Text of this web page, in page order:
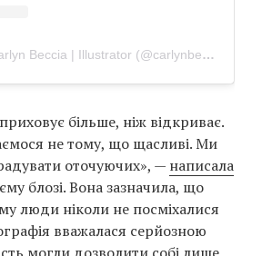
Публикация от Carlyn Beccia | Illustrator (@carlynbeccia)
більше, ніж відкриває.
не тому, що щасливі. Ми
оточуючих», — написала
блозі. Вона зазначила, що
люди ніколи не посміхалися
вважалася серйозною
могли дозволити собі лише